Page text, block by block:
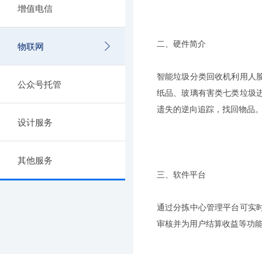
增值电信
物联网
公众号托管
设计服务
其他服务
二、硬件简介
智能垃圾分类回收机利用人
纸品、玻璃有害类七类垃圾
遗失的逆向追踪，找回物品
三、软件平台
通过分拣中心管理平台可实
审核并为用户结算收益等功